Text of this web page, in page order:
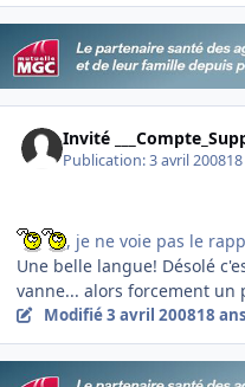
Invité
Publication:3 avril 2008
, je ne voie pas le
Une belle langue! Désolé
vanne... alors forcement un
Modifié3 avril 200818 ans